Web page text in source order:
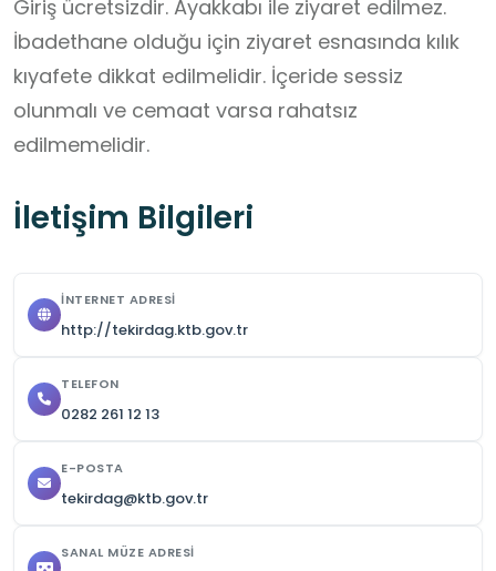
Giriş ücretsizdir. Ayakkabı ile ziyaret edilmez.
İbadethane olduğu için ziyaret esnasında kılık
kıyafete dikkat edilmelidir. İçeride sessiz
olunmalı ve cemaat varsa rahatsız
edilmemelidir.
İletişim Bilgileri
İNTERNET ADRESI
http://tekirdag.ktb.gov.tr
TELEFON
0282 261 12 13
E-POSTA
tekirdag@ktb.gov.tr
SANAL MÜZE ADRESI